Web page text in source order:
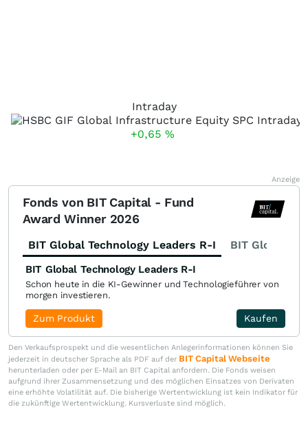
Intraday
+0,65 %
Anzeige
Fonds von BIT Capital - Fund
Award Winner 2026
BIT Global Technology Leaders R-I BIT Global
BIT Global Technology Leaders R-I
Schon heute in die KI-Gewinner und Technologieführer von
morgen investieren.
Kaufen
Zum Produkt
Den Verkaufsprospekt und die wesentlichen Anlegerinformationen können Sie
jederzeit in deutscher Sprache als PDF auf der BIT Capital Webseite
herunterladen oder per E-Mail an BIT Capital anfordern. Die Fonds weisen
aufgrund ihrer Zusammensetzung und des möglichen Einsatzes von Derivaten
eine erhöhte Volatilität auf. Die bisherige Wertentwicklung ist kein Indikator für
die zukünftige Wertentwicklung. Kursverluste sind möglich.